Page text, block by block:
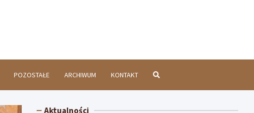
POZOSTAŁE ARCHIWUM KONTAKT
Aktualności